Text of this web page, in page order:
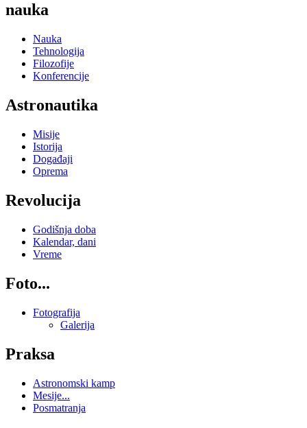
nauka
Nauka
Tehnologija
Filozofije
Konferencije
Astronautika
Misije
Istorija
Događaji
Oprema
Revolucija
Godišnja doba
Kalendar, dani
Vreme
Foto...
Fotografija
Galerija
Praksa
Astronomski kamp
Mesije...
Posmatranja